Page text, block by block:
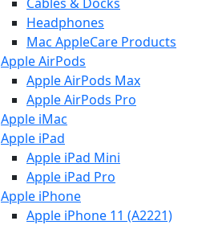
Headphones
Mac AppleCare Products
Apple AirPods
Apple AirPods Max
Apple AirPods Pro
Apple iMac
Apple iPad
Apple iPad Mini
Apple iPad Pro
Apple iPhone
Apple iPhone 11 (A2221)